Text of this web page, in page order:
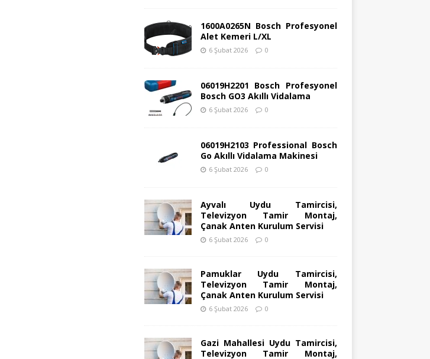
1600A0265N Bosch Profesyonel
Alet Kemeri L/XL
6 Şubat 2026 0
06019H2201 Bosch Profesyonel
Bosch GO3 Akıllı Vidalama
6 Şubat 2026 0
06019H2103 Professional Bosch
Go Akıllı Vidalama Makinesi
6 Şubat 2026 0
Ayvalı Uydu Tamircisi,
Televizyon Tamir Montaj,
Çanak Anten Kurulum Servisi
6 Şubat 2026 0
Pamuklar Uydu Tamircisi,
Televizyon Tamir Montaj,
Çanak Anten Kurulum Servisi
6 Şubat 2026 0
Gazi Mahallesi Uydu Tamircisi,
Televizyon Tamir Montaj,